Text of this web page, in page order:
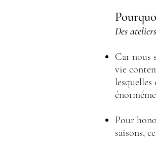
Des
Car nous
vie
Pour
saisons,